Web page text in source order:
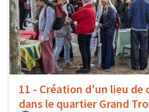
11 - Création d'un lieu de
dans le quartier Grand